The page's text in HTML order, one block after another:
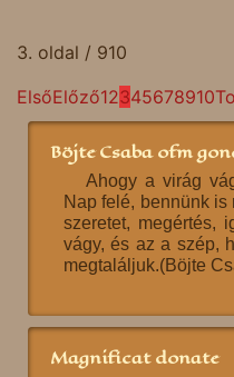
3. oldal / 910
ElsőElőző12345678910
Böjte Csaba ofm
Ahogy a virág
Nap felé, bennünk
szeretet, megértés,
vágy, és az a szép,
megtaláljuk.(Böjte
Magnificat donate